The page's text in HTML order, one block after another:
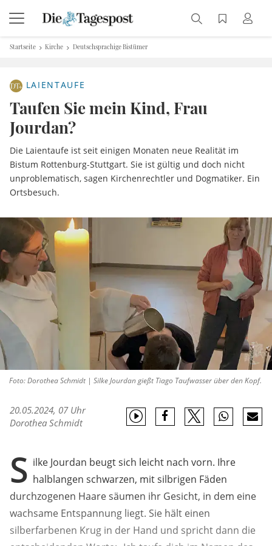
Startseite Kirche Deutschsprachige Bistümer
LAIENTAUFE
Taufen Sie mein Kind, Frau
Jourdan?
Die Laientaufe ist seit einigen Monaten neue Realität im
Bistum Rottenburg-Stuttgart. Sie ist gültig und doch nicht
unproblematisch, sagen Kirchenrechtler und Dogmatiker. Ein
Ortsbesuch.
Foto: Dorothea Schmidt | Silke Jourdan gießt Tiago Taufwasser über den Kopf.
20.05.2024, 07 Uhr
Dorothea Schmidt
S ilke Jourdan beugt sich leicht nach vorn. Ihre
halblangen schwarzen, mit silbrigen Fäden
durchzogenen Haare säumen ihr Gesicht, in dem eine
wachsame Entspannung liegt. Sie hält einen
silberfarbenen Krug in der Hand und spricht dann die